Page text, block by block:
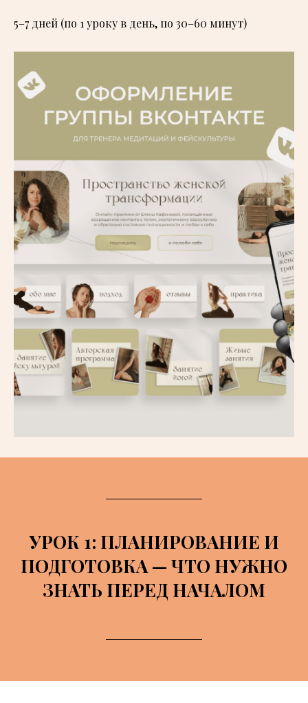
5–7 дней (по 1 уроку в день, по 30–60 минут)
УРОК 1: ПЛАНИРОВАНИЕ И
ПОДГОТОВКА — ЧТО НУЖНО
ЗНАТЬ ПЕРЕД НАЧАЛОМ